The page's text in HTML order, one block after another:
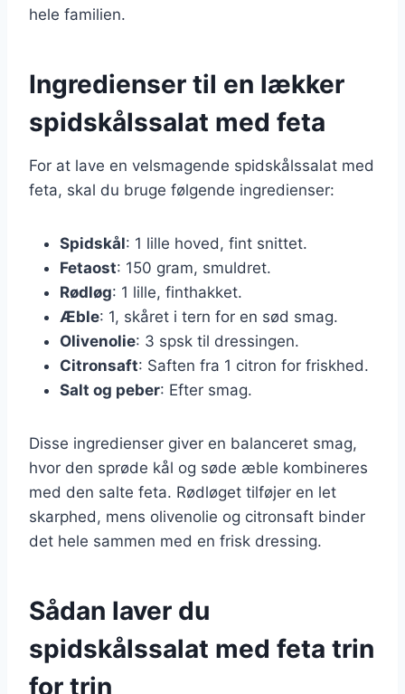
hele familien.
Ingredienser til en lækker
spidskålssalat med feta
For at lave en velsmagende spidskålssalat med
feta, skal du bruge følgende ingredienser:
Spidskål: 1 lille hoved, fint snittet.
Fetaost: 150 gram, smuldret.
Rødløg: 1 lille, finthakket.
Æble: 1, skåret i tern for en sød smag.
Olivenolie: 3 spsk til dressingen.
Citronsaft: Saften fra 1 citron for friskhed.
Salt og peber: Efter smag.
Disse ingredienser giver en balanceret smag,
hvor den sprøde kål og søde æble kombineres
med den salte feta. Rødløget tilføjer en let
skarphed, mens olivenolie og citronsaft binder
det hele sammen med en frisk dressing.
Sådan laver du
spidskålssalat med feta trin
for trin